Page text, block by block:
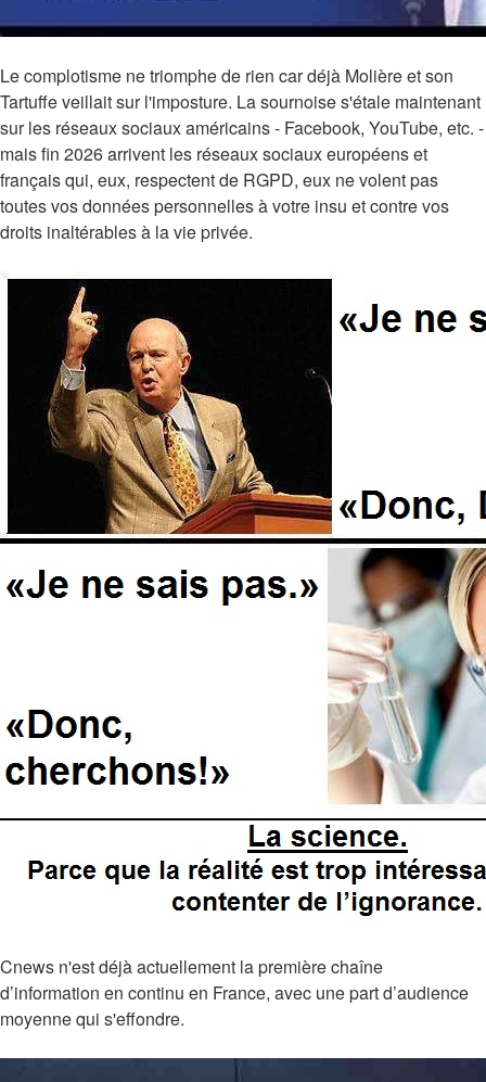
Le complotisme ne triomphe de rien car déjà Molière et son
Tartuffe veillait sur l'imposture. La sournoise s'étale maintenant
sur les réseaux sociaux américains - Facebook, YouTube, etc. -
mais fin 2026 arrivent les réseaux sociaux européens et
français qui, eux, respectent de RGPD, eux ne volent pas
toutes vos données personnelles à votre insu et contre vos
droits inaltérables à la vie privée.
Cnews n'est déjà actuellement la première chaîne
d’information en continu en France, avec une part d’audience
moyenne qui s'effondre.